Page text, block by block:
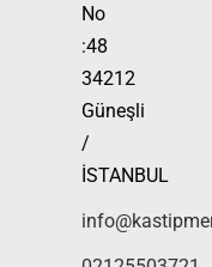
No
:48
34212
Güneşli
/
İSTANBUL